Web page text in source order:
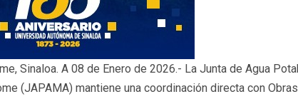
Sinaloa. A 08 de Enero de 2026.- La Junta de Agua
(JAPAMA) mantiene una coordinación directa con